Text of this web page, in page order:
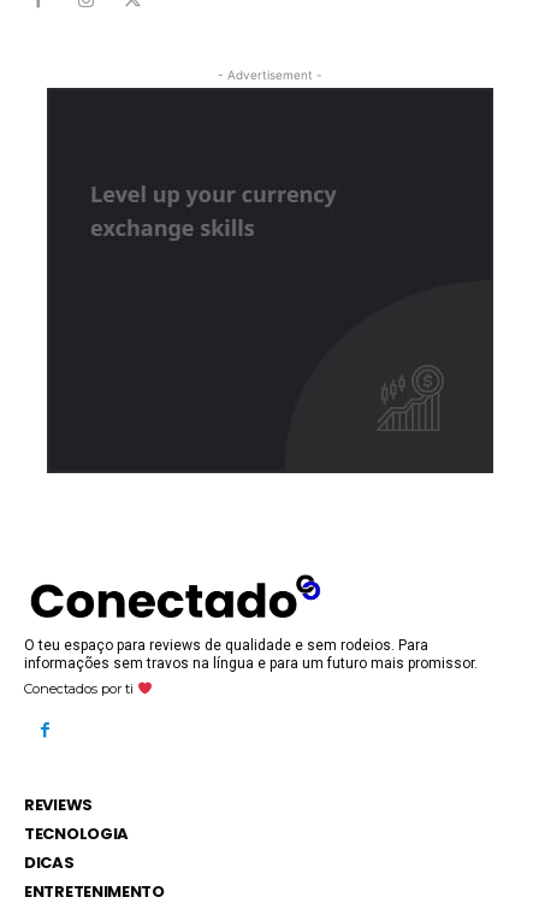
- Advertisement -
O teu espaço para reviews de qualidade e sem rodeios. Para
informações sem travos na língua e para um futuro mais promissor.
Conectados por ti
REVIEWS
TECNOLOGIA
DICAS
ENTRETENIMENTO